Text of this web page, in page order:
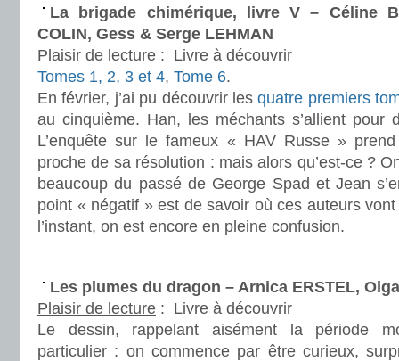
La brigade chimérique, livre V – Céline
COLIN, Gess & Serge LEHMAN
Plaisir de lecture : Livre à découvrir
Tomes 1, 2, 3 et 4, Tome 6.
En février, j’ai pu découvrir lesquatre premiers
au cinquième. Han, les méchants s’allient pour
L’enquête sur le fameux « HAV Russe »
proche de sa résolution : mais alors qu’est-ce ?
beaucoup du passé de George Spad et Jean
point « négatif » est de savoir où ces auteurs
l’instant, on est encore en pleine confusion.
Les plumes du dragon – Arnica ERSTEL,
Plaisir de lecture : Livre à découvrir
Le dessin, rappelant aisément la période
particulier : on commence par être curieux,